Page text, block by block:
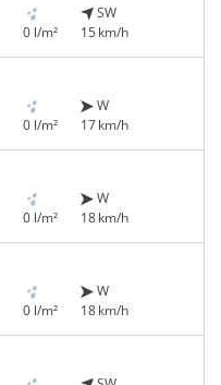
0 l/m²
SW
15 km/h
0 l/m²
W
17 km/h
0 l/m²
W
18 km/h
0 l/m²
W
18 km/h